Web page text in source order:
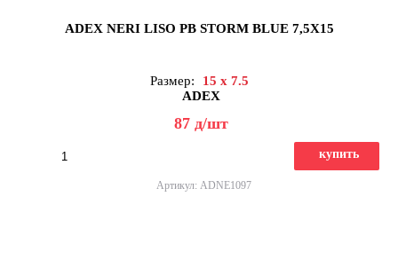
ADEX NERI LISO PB STORM BLUE 7,5X15
Размер:
15 x 7.5
ADEX
87 д/шт
купить
Артикул: ADNE1097